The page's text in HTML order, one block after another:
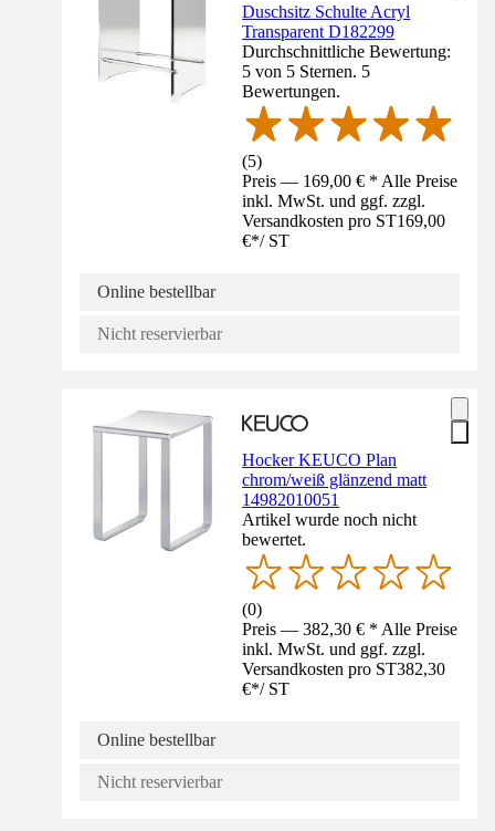
Duschsitz Schulte Acryl
Transparent D182299
Durchschnittliche Bewertung:
5 von 5 Sternen. 5
Bewertungen.
(5)
Preis — 169,00 € * Alle Preise
inkl. MwSt. und ggf. zzgl.
Versandkosten pro ST169,00
€*/ ST
Online bestellbar
Nicht reservierbar
Hocker KEUCO Plan
chrom/weiß glänzend matt
14982010051
Artikel wurde noch nicht
bewertet.
(0)
Preis — 382,30 € * Alle Preise
inkl. MwSt. und ggf. zzgl.
Versandkosten pro ST382,30
€*/ ST
Online bestellbar
Nicht reservierbar